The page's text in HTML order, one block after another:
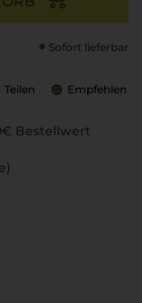
Sofort lieferbar
Teilen Empfehlen
Bestellwert